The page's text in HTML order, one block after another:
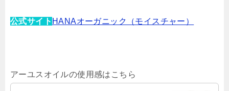
公式サイト HANAオーガニック（モイスチャー）
アーユスオイルの使用感はこちら